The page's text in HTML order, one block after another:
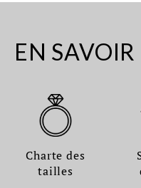
EN SAVOIR
Charte des
tailles